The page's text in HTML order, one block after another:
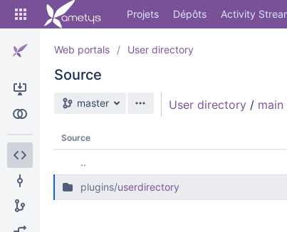
Skip
navigation
content
Projets Dépôts Activity
Source
Commits
Web portals User directory
Source
Branche source
master User directory / main
Source
..
plugins/userdirectory